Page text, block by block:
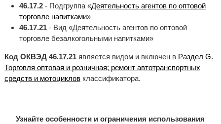
46.17.2- Подгруппа «Деятельность агентов по оптовой
торговле напитками»
46.17.21- Вид «Деятельность агентов по оптовой
торговле безалкогольными напитками»
Код ОКВЭД 46.17.21является видом и включен в Раздел G.
Торговля оптовая и розничная; ремонт автотранспортных
средств и мотоцикловклассификатора.
Узнайте особенности и ограничения использования